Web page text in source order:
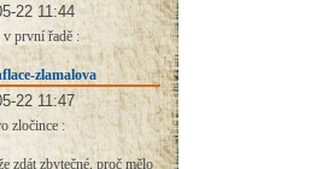
22 11:44
první řadě :
zlamalova
22 11:47
zločince :
zdát zbytečné, proč mělo